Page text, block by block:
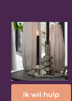
Ik wil hulp